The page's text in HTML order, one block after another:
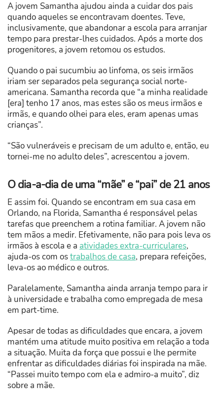
A jovem Samantha ajudou ainda a cuidar dos pais
quando aqueles se encontravam doentes. Teve,
inclusivamente, que abandonar a escola para arranjar
tempo para prestar-lhes cuidados. Após a morte dos
progenitores, a jovem retomou os estudos.
Quando o pai sucumbiu ao linfoma, os seis irmãos
iriam ser separados pela segurança social norte-
americana. Samantha recorda que “a minha realidade
[era] tenho 17 anos, mas estes são os meus irmãos e
irmãs, e quando olhei para eles, eram apenas umas
crianças”.
“São vulneráveis e precisam de um adulto e, então, eu
tornei-me no adulto deles”, acrescentou a jovem.
O dia-a-dia de uma “mãe” e “pai” de 21 anos
E assim foi. Quando se encontram em sua casa em
Orlando, na Florida, Samantha é responsável pelas
tarefas que preenchem a rotina familiar. A jovem não
tem mãos a medir. Efetivamente, não para pois leva os
irmãos à escola e a atividades extra-curriculares,
ajuda-os com ostrabalhos de casa, prepara refeições,
leva-os ao médico e outros.
Paralelamente, Samantha ainda arranja tempo para ir
à universidade e trabalha como empregada de mesa
em part-time.
Apesar de todas as dificuldades que encara, a jovem
mantém uma atitude muito positiva em relação a toda
a situação. Muita da força que possui e lhe permite
enfrentar as dificuldades diárias foi inspirada na mãe.
“Passei muito tempo com ela e admiro-a muito”, diz
sobre a mãe.